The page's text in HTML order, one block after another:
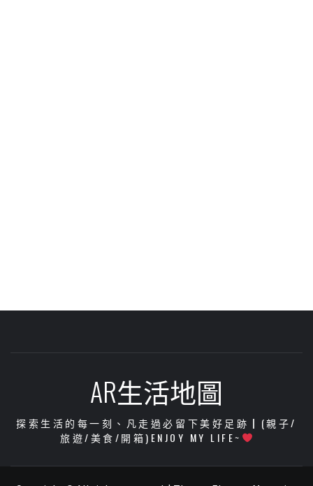
AR生活地圖
探索生活的每一刻、凡走過必留下美好足跡┃(親子/
旅遊/美食/開箱)ENJOY MY LIFE~